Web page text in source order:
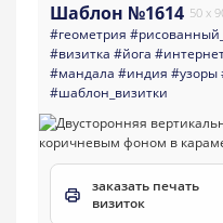
Шаблон №1614 50 x
#геометрия
#визитка #йога
#мандала #индия #узоры
#шаблон_визитки
заказать печать
визиток